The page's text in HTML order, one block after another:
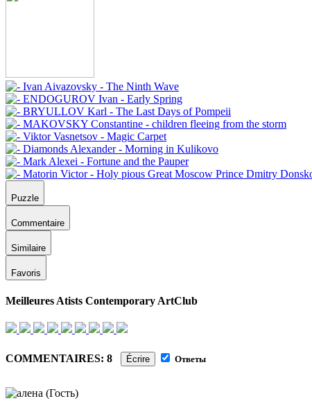
Puzzle
Commentaire
Similaire
Favoris
Meilleures Atists Contemporary ArtClub
COMMENTAIRES: 8 Écrire Ответы